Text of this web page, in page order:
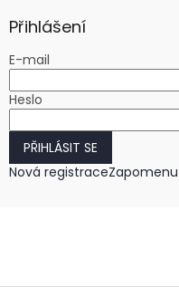
Přihlášení
E-mail
Heslo
PŘIHLÁSIT SE
Nová registrace